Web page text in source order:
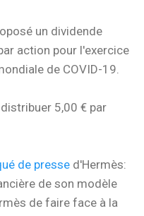
un dividende
action pour l'exercice
de COVID-19.
5,00 € par
de presse d'Hermès:
de son modèle
de faire face à la